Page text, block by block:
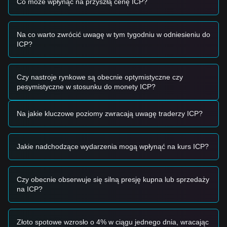
ogólnymi ruchami głównych aktywów cyfrowych, korzystając
z ostatniej stabilizacji płynności na rynkach globalnych.
Potencjalna strefa zakupu
• Jeśli cena ICP zbliży się do zakresu
pokaże oznaki odbicia, może to stanowić krótkoterminową
okazję do zakupu.
• Jeśli cena przebije się powyżej8,50 USDz potwierdzeniem
znaczącej objętości, może to sygnalizować początek
• Jeśli cena ICP spadnie poniżej poziomu wsparcia7,20
potencjalnie testując strefy o niższej płynności.
Strategia zakupu
• Czekaj na udane ustabilizowanie się ceny powyżej
poziomu oporu
8,50 USD i wejdź w pozycję przy ponownym
teście tego poziomu.
cena cofnie się do obszaru wsparcia7,20 USDbez
Inwestorzy śledzący trend
Na co warto zwrócić uwagę w tym tygodniu w odniesieniu do
ICP?
Czy nastroje rynkowe są obecnie optymistyczne czy
pesymistyczne w stosunku do monety ICP?
Na jakie kluczowe poziomy zwracają uwagę traderzy ICP?
Jakie nadchodzące wydarzenia mogą wpłynąć na kurs ICP?
Czy obecnie obserwuje się silną presję kupna lub sprzedaży
na ICP?
Złoto spotowe wzrosło o 4% w ciągu jednego dnia, wracając